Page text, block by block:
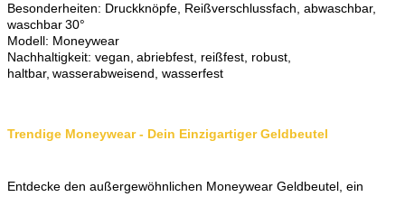
Besonderheiten: Druckknöpfe, Reißverschlussfach, abwaschbar,
waschbar 30°
Modell: Moneywear
Nachhaltigkeit: vegan, abriebfest, reißfest, robust,
haltbar, wasserabweisend, wasserfest
Trendige Moneywear - Dein Einzigartiger Geldbeutel
Entdecke den außergewöhnlichen Moneywear Geldbeutel, ein